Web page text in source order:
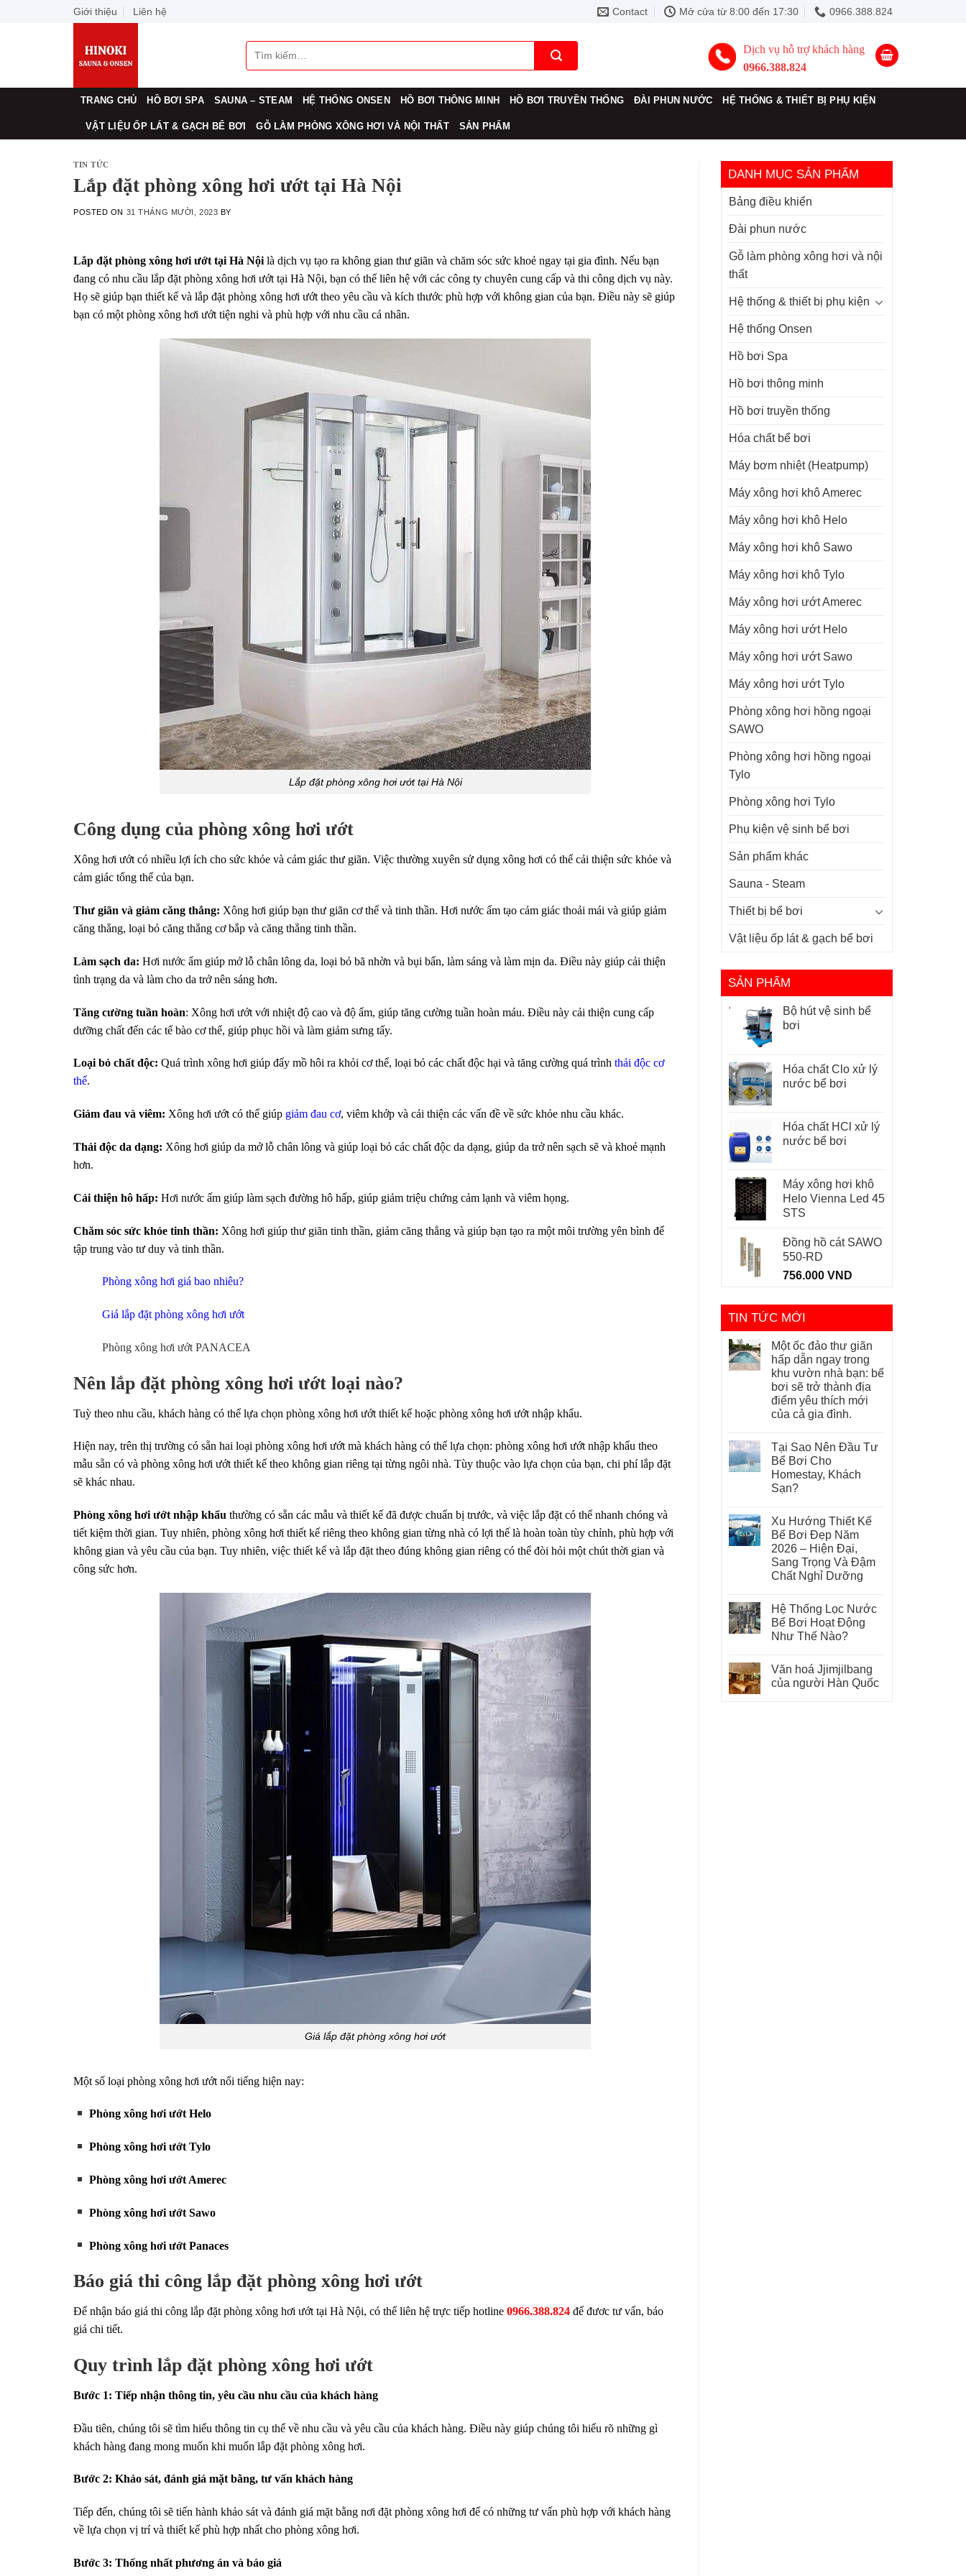
Giới thiệu Liên hệ Contact Mở cửa từ 8:00 đến 17:30 0966.388.824
Tìm
kiếm:
Dịch vụ hỗ trợ khách hàng
0966.388.824
TRANG CHỦ HỒ BƠI SPA SAUNA – STEAM HỆ THỐNG ONSEN HỒ BƠI THÔNG MINH HỒ BƠI TRUYỀN THỐNG ĐÀI PHUN NƯỚC HỆ THỐNG & THIẾT BỊ PHỤ KIỆN
VẬT LIỆU ỐP LÁT & GẠCH BỂ BƠI GỖ LÀM PHÒNG XÔNG HƠI VÀ NỘI THẤT SẢN PHẨM
TIN TỨC
Lắp đặt phòng xông hơi ướt tại Hà Nội
POSTED ON 31 THÁNG MƯỜI, 2023 BY
Lắp đặt phòng xông hơi ướt tại Hà Nội là dịch vụ tạo ra không gian thư giãn và chăm sóc sức khoẻ ngay tại gia đình. Nếu bạn
đang có nhu cầu lắp đặt phòng xông hơi ướt tại Hà Nội, bạn có thể liên hệ với các công ty chuyên cung cấp và thi công dịch vụ này.
Họ sẽ giúp bạn thiết kế và lắp đặt phòng xông hơi ướt theo yêu cầu và kích thước phù hợp với không gian của bạn. Điều này sẽ giúp
bạn có một phòng xông hơi ướt tiện nghi và phù hợp với nhu cầu cá nhân.
Lắp đặt phòng xông hơi ướt tại Hà Nội
Công dụng của phòng xông hơi ướt
Xông hơi ướt có nhiều lợi ích cho sức khỏe và cảm giác thư giãn. Việc thường xuyên sử dụng xông hơi có thể cải thiện sức khỏe và
cảm giác tổng thể của bạn.
Thư giãn và giảm căng thẳng: Xông hơi giúp bạn thư giãn cơ thể và tinh thần. Hơi nước ấm tạo cảm giác thoải mái và giúp giảm
căng thẳng, loại bỏ căng thẳng cơ bắp và căng thẳng tinh thần.
Làm sạch da: Hơi nước ẩm giúp mở lỗ chân lông da, loại bỏ bã nhờn và bụi bẩn, làm sáng và làm mịn da. Điều này giúp cải thiện
tình trạng da và làm cho da trở nên sáng hơn.
Tăng cường tuần hoàn: Xông hơi ướt với nhiệt độ cao và độ ẩm, giúp tăng cường tuần hoàn máu. Điều này cải thiện cung cấp
dưỡng chất đến các tế bào cơ thể, giúp phục hồi và làm giảm sưng tấy.
Loại bỏ chất độc: Quá trình xông hơi giúp đẩy mồ hôi ra khỏi cơ thể, loại bỏ các chất độc hại và tăng cường quá trình thải độc cơ
thể.
Giảm đau và viêm: Xông hơi ướt có thể giúp giảm đau cơ, viêm khớp và cải thiện các vấn đề về sức khỏe nhu cầu khác.
Thải độc da dạng: Xông hơi giúp da mở lỗ chân lông và giúp loại bỏ các chất độc da dạng, giúp da trở nên sạch sẽ và khoẻ mạnh
hơn.
Cải thiện hô hấp: Hơi nước ấm giúp làm sạch đường hô hấp, giúp giảm triệu chứng cảm lạnh và viêm họng.
Chăm sóc sức khỏe tinh thần: Xông hơi giúp thư giãn tinh thần, giảm căng thẳng và giúp bạn tạo ra một môi trường yên bình để
tập trung vào tư duy và tinh thần.
Phòng xông hơi giá bao nhiêu?
Giá lắp đặt phòng xông hơi ướt
Phòng xông hơi ướt PANACEA
Nên lắp đặt phòng xông hơi ướt loại nào?
Tuỳ theo nhu cầu, khách hàng có thể lựa chọn phòng xông hơi ướt thiết kế hoặc phòng xông hơi ướt nhập khẩu.
Hiện nay, trên thị trường có sẵn hai loại phòng xông hơi ướt mà khách hàng có thể lựa chọn: phòng xông hơi ướt nhập khẩu theo
mẫu sẵn có và phòng xông hơi ướt thiết kế theo không gian riêng tại từng ngôi nhà. Tùy thuộc vào lựa chọn của bạn, chi phí lắp đặt
sẽ khác nhau.
Phòng xông hơi ướt nhập khẩu thường có sẵn các mẫu và thiết kế đã được chuẩn bị trước, và việc lắp đặt có thể nhanh chóng và
tiết kiệm thời gian. Tuy nhiên, phòng xông hơi thiết kế riêng theo không gian từng nhà có lợi thế là hoàn toàn tùy chỉnh, phù hợp với
không gian và yêu cầu của bạn. Tuy nhiên, việc thiết kế và lắp đặt theo đúng không gian riêng có thể đòi hỏi một chút thời gian và
công sức hơn.
Giá lắp đặt phòng xông hơi ướt
Một số loại phòng xông hơi ướt nổi tiếng hiện nay:
Phòng xông hơi ướt Helo
Phòng xông hơi ướt Tylo
Phòng xông hơi ướt Amerec
Phòng xông hơi ướt Sawo
Phòng xông hơi ướt Panaces
Báo giá thi công lắp đặt phòng xông hơi ướt
Để nhận báo giá thi công lắp đặt phòng xông hơi ướt tại Hà Nội, có thể liên hệ trực tiếp hotline 0966.388.824 để đươc tư vấn, báo
giá chi tiết.
Quy trình lắp đặt phòng xông hơi ướt
Bước 1: Tiếp nhận thông tin, yêu cầu nhu cầu của khách hàng
Đầu tiên, chúng tôi sẽ tìm hiểu thông tin cụ thể về nhu cầu và yêu cầu của khách hàng. Điều này giúp chúng tôi hiểu rõ những gì
khách hàng đang mong muốn khi muốn lắp đặt phòng xông hơi.
Bước 2: Khảo sát, đánh giá mặt bằng, tư vấn khách hàng
Tiếp đến, chúng tôi sẽ tiến hành khảo sát và đánh giá mặt bằng nơi đặt phòng xông hơi để có những tư vấn phù hợp với khách hàng
về lựa chọn vị trí và thiết kế phù hợp nhất cho phòng xông hơi.
Bước 3: Thống nhất phương án và báo giá
DANH MỤC SẢN PHẨM
Bảng điều khiển
Đài phun nước
Gỗ làm phòng xông hơi và nội
thất
Hệ thống & thiết bị phụ kiện
Hệ thống Onsen
Hồ bơi Spa
Hồ bơi thông minh
Hồ bơi truyền thống
Hóa chất bể bơi
Máy bơm nhiệt (Heatpump)
Máy xông hơi khô Amerec
Máy xông hơi khô Helo
Máy xông hơi khô Sawo
Máy xông hơi khô Tylo
Máy xông hơi ướt Amerec
Máy xông hơi ướt Helo
Máy xông hơi ướt Sawo
Máy xông hơi ướt Tylo
Phòng xông hơi hồng ngoại
SAWO
Phòng xông hơi hồng ngoại
Tylo
Phòng xông hơi Tylo
Phụ kiện vệ sinh bể bơi
Sản phẩm khác
Sauna - Steam
Thiết bị bể bơi
Vật liệu ốp lát & gạch bể bơi
SẢN PHẨM
Bộ hút vệ sinh bể
bơi
Hóa chất Clo xử lý
nước bể bơi
Hóa chất HCl xử lý
nước bể bơi
Máy xông hơi khô
Helo Vienna Led 45
STS
Đồng hồ cát SAWO
550-RD
756.000 VND
TIN TỨC MỚI
Một ốc đảo thư giãn
hấp dẫn ngay trong
khu vườn nhà bạn: bể
bơi sẽ trở thành địa
điểm yêu thích mới
của cả gia đình.
Tại Sao Nên Đầu Tư
Bể Bơi Cho
Homestay, Khách
Sạn?
Xu Hướng Thiết Kế
Bể Bơi Đẹp Năm
2026 – Hiện Đại,
Sang Trọng Và Đậm
Chất Nghỉ Dưỡng
Hệ Thống Lọc Nước
Bể Bơi Hoạt Động
Như Thế Nào?
Văn hoá Jjimjilbang
của người Hàn Quốc